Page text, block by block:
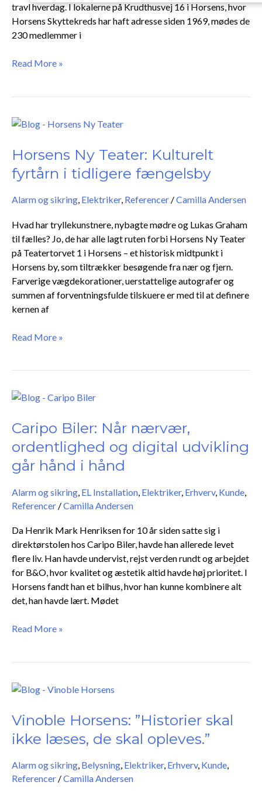
travl hverdag. I lokalerne på Krudthusvej 16 i Horsens, hvor
Horsens Skyttekreds har haft adresse siden 1969, mødes de
230 medlemmer i
Read More »
Horsens Ny Teater: Kulturelt
fyrtårn i tidligere fængelsby
Alarm og sikring, Elektriker, Referencer /Camilla Andersen
Hvad har tryllekunstnere, nybagte mødre og Lukas Graham
til fælles? Jo, de har alle lagt ruten forbi Horsens Ny Teater
på Teatertorvet 1 i Horsens – et historisk midtpunkt i
Horsens by, som tiltrækker besøgende fra nær og fjern.
Farverige vægdekorationer, uerstattelige autografer og
summen af forventningsfulde tilskuere er med til at definere
kernen af
Horsens
Teater:
Kulturelt
fyrtårn
tidligere
fængelsby
Read More »
Caripo Biler: Når nærvær,
ordentlighed og digital udvikling
går hånd i hånd
Alarm og sikring EL Installation Elektriker, Erhverv, Kunde
Referencer /Camilla Andersen
Da Henrik Mark Henriksen for 10 år siden satte sig i
direktørstolen hos Caripo Biler, havde han allerede levet
flere liv. Han havde undervist, rejst verden rundt og arbejdet
for B&O, hvor kvalitet og æstetik altid havde høj prioritet. I
Horsens fandt han et bilhus, hvor han kunne kombinere alt
det, han havde lært. Mødet
Caripo
Når
nærvær,
ordentlighed
og
udvikling
går
i
hånd
Read More »
Vinoble Horsens: ”Historier skal
ikke læses, de skal opleves.”
Alarm og sikring, Belysning, Elektriker, Erhverv, Kunde,
Referencer /Camilla Andersen
Vinoble
”Historier
ikke
de
skal